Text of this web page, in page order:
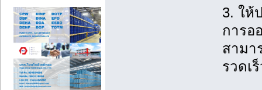
3. ให้
การอ
สามา
รวดเ